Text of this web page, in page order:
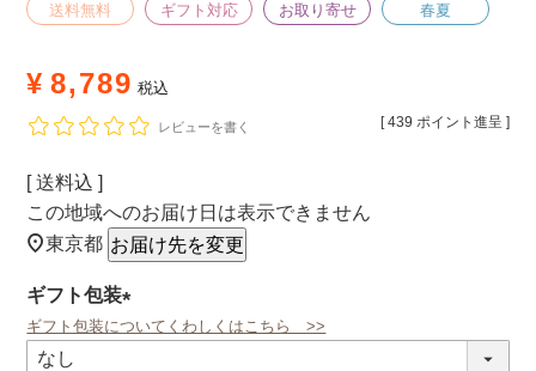
送料無料 ギフト対応 お取り寄せ 春夏
¥ 8,789 税込
[ 439 ポイント進呈 ]
レビューを書く
送料込
この地域へのお届け日は表示できません
東京都 お届け先を変更
ギフト包装
(必
ギフト包装についてくわしくはこちら >>